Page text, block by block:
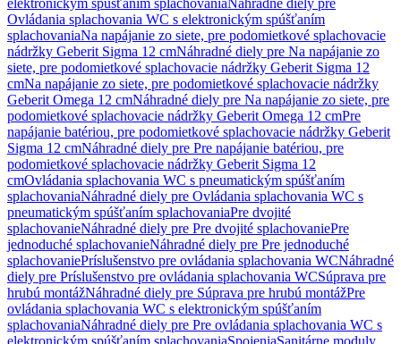
elektronickým spúšťaním splachovaniaNáhradné diely pre
Ovládania splachovania WC s elektronickým spúšťaním
splachovaniaNa napájanie zo siete, pre podomietkové splachovacie
nádržky Geberit Sigma 12 cmNáhradné diely pre Na napájanie zo
siete, pre podomietkové splachovacie nádržky Geberit Sigma 12
cmNa napájanie zo siete, pre podomietkové splachovacie nádržky
Geberit Omega 12 cmNáhradné diely pre Na napájanie zo siete, pre
podomietkové splachovacie nádržky Geberit Omega 12 cmPre
napájanie batériou, pre podomietkové splachovacie nádržky Geberit
Sigma 12 cmNáhradné diely pre Pre napájanie batériou, pre
podomietkové splachovacie nádržky Geberit Sigma 12
cmOvládania splachovania WC s pneumatickým spúšťaním
splachovaniaNáhradné diely pre Ovládania splachovania WC s
pneumatickým spúšťaním splachovaniaPre dvojité
splachovanieNáhradné diely pre Pre dvojité splachovaniePre
jednoduché splachovanieNáhradné diely pre Pre jednoduché
splachovaniePríslušenstvo pre ovládania splachovania WCNáhradné
diely pre Príslušenstvo pre ovládania splachovania WCSúprava pre
hrubú montážNáhradné diely pre Súprava pre hrubú montážPre
ovládania splachovania WC s elektronickým spúšťaním
splachovaniaNáhradné diely pre Pre ovládania splachovania WC s
elektronickým spúšťaním splachovaniaSpojeniaSanitárne moduly